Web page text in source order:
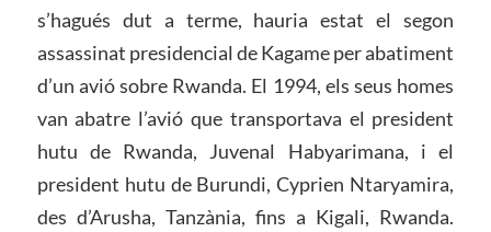
s’hagués dut a terme, hauria estat el segon
assassinat presidencial de Kagame per abatiment
d’un avió sobre Rwanda. El 1994, els seus homes
van abatre l’avió que transportava el president
hutu de Rwanda, Juvenal Habyarimana, i el
president hutu de Burundi, Cyprien Ntaryamira,
des d’Arusha, Tanzània, fins a Kigali, Rwanda.